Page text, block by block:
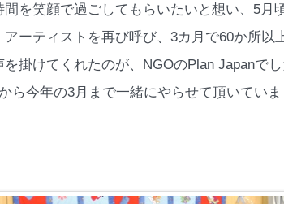
間を笑顔で過ごしてもらいたいと想い、5月
アーティストを再び呼び、3カ月で60か所以
を掛けてくれたのが、NGOのPlan Japanで
ら今年の3月まで一緒にやらせて頂いていま